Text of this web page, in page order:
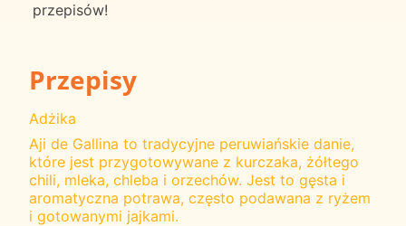
przepisów!
Przepisy
Adżika
Aji de Gallina to tradycyjne peruwiańskie danie,
które jest przygotowywane z kurczaka, żółtego
chili, mleka, chleba i orzechów. Jest to gęsta i
aromatyczna potrawa, często podawana z ryżem
i gotowanymi jajkami.